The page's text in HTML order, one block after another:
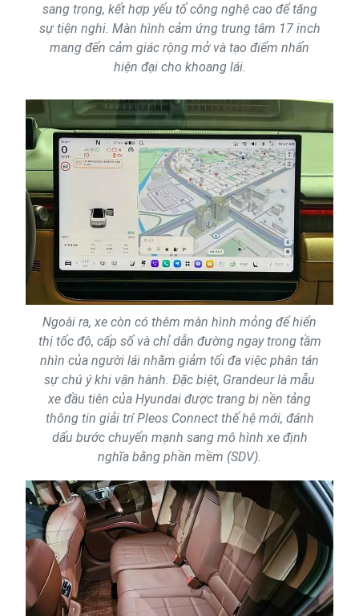
sang trọng, kết hợp yếu tố công nghệ cao để tăng
sự tiện nghi. Màn hình cảm ứng trung tâm 17 inch
mang đến cảm giác rộng mở và tạo điểm nhấn
hiện đại cho khoang lái.
Ngoài ra, xe còn có thêm màn hình mỏng để hiển
thị tốc độ, cấp số và chỉ dẫn đường ngay trong tầm
nhìn của người lái nhằm giảm tối đa việc phân tán
sự chú ý khi vận hành. Đặc biệt, Grandeur là mẫu
xe đầu tiên của Hyundai được trang bị nền tảng
thông tin giải trí Pleos Connect thế hệ mới, đánh
dấu bước chuyển mạnh sang mô hình xe định
nghĩa bằng phần mềm (SDV).